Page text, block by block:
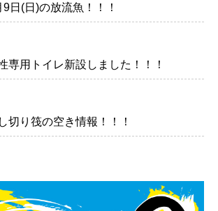
9日(日)の放流魚！！！
専用トイレ新設しました！！！
切り筏の空き情報！！！